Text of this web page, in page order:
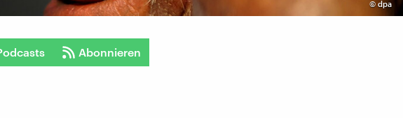
© dpa
Abonnieren